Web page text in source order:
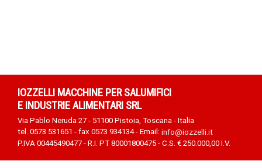
IOZZELLI MACCHINE PER SALUMIFICI
E INDUSTRIE ALIMENTARI SRL
Via Pablo Neruda 27 - 51100 Pistoia, Toscana - Italia
tel. 0573 531651 - fax 0573 934134 - Email: info@iozzelli.it
P.IVA 00445490477 - R.I. PT 80001800475 - C.S. € 250.000,00 I.V.